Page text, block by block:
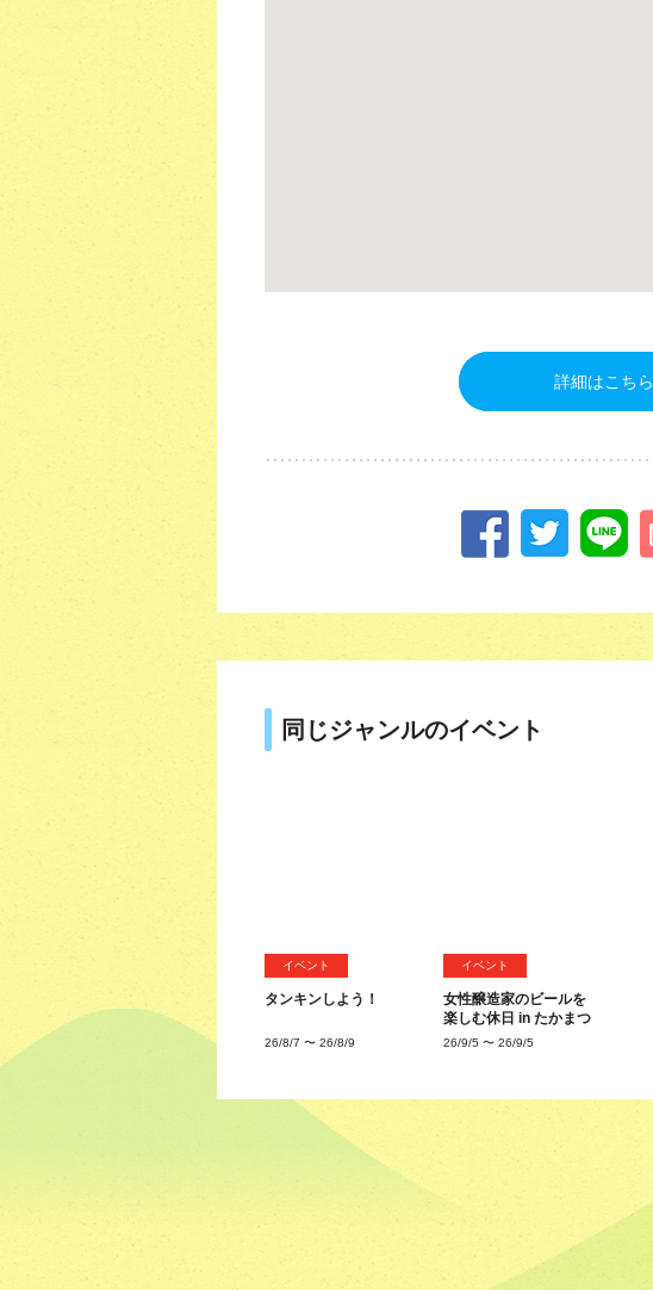
詳細はこちら
同じジャンルのイベント
イベント
タンキンしよう！
26/8/7 〜 26/8/9
イベント
女性醸造家のビールを
楽しむ休日 in たかまつ
26/9/5 〜 26/9/5